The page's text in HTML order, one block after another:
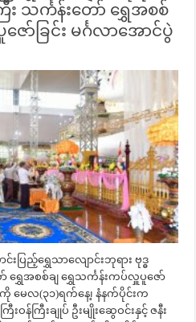
ြီး သင်္ကန်းတော် ရွှေအစစ်
ာ်ခြင်း မင်္ဂလာအောင်ပွဲ
ြည့်ရွှေသာလျောင်းဘုရား ဗုဒ္ဓ
ရွှေအစစ်ချ ရွှေသင်္ကန်းကပ်လှူပူဇော်
ကို မေလ(၃၁)ရက်နေ့၊ နံနက်ပိုင်းက
ဝန်ကြီးချုပ် ဦးမျိုးဆွေဝင်းနှင့် ဇနီး